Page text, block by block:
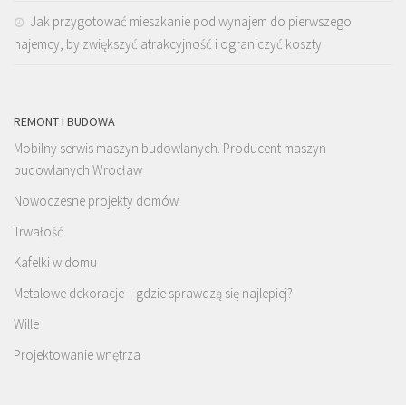
Jak przygotować mieszkanie pod wynajem do pierwszego
najemcy, by zwiększyć atrakcyjność i ograniczyć koszty
REMONT I BUDOWA
Mobilny serwis maszyn budowlanych. Producent maszyn
budowlanych Wrocław
Nowoczesne projekty domów
Trwałość
Kafelki w domu
Metalowe dekoracje – gdzie sprawdzą się najlepiej?
Wille
Projektowanie wnętrza